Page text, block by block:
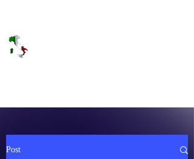
Post